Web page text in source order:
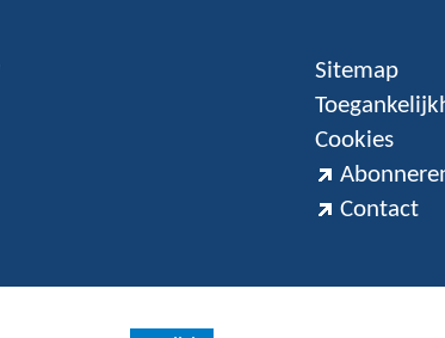
Sitemap
Cookies
Contact